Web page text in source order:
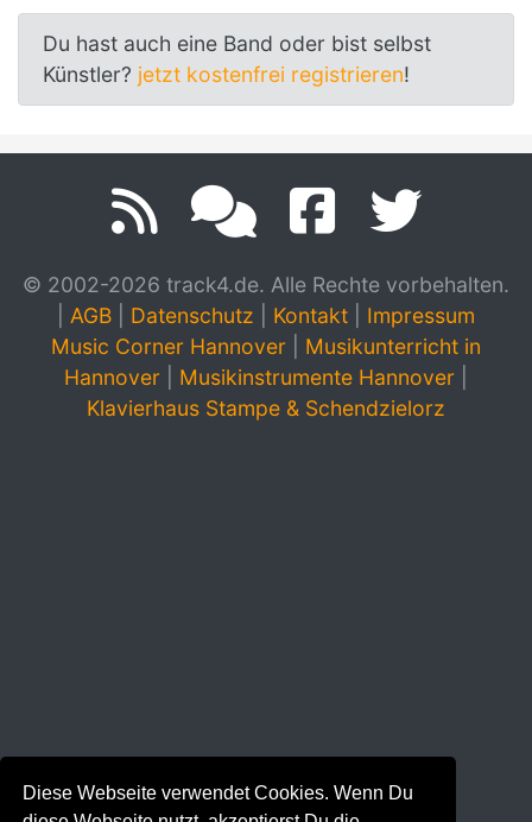
Diese Webseite verwendet Cookies. Wenn Du
Du hast auch eine Band oder bist selbst
Künstler? jetzt kostenfrei registrieren!
© 2002-2026 track4.de. Alle Rechte vorbehalten.
AGB Datenschutz Kontakt
Impressum
Music Corner Hannover
Musikunterricht in
Hannover
Musikinstrumente Hannover
Klavierhaus Stampe & Schendzielorz